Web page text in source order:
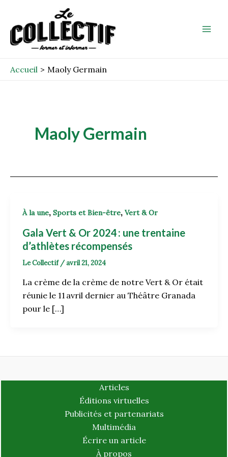
contenu
Accueil Maoly Germain
Maoly Germain
À la une, Sports et Bien-être, Vert & Or
Gala Vert & Or 2024 : une trentaine
d’athlètes récompensés
Le Collectif /avril 21, 2024
La crème de la crème de notre Vert & Or était
réunie le 11 avril dernier au Théâtre Granada
pour le […]
Articles
Éditions virtuelles
Publicités et partenariats
Multimédia
Écrire un article
À propos